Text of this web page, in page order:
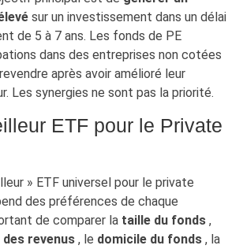
sur un investissement dans un délai
de 5 à 7 ans. Les fonds de PE
dans des entreprises non cotées
après avoir amélioré leur
Les synergies ne sont pas la priorité.
ETF pour le Private
» ETF universel pour le private
des préférences de chaque
de comparer la taille du fonds ,
revenus , le domicile du fonds , la